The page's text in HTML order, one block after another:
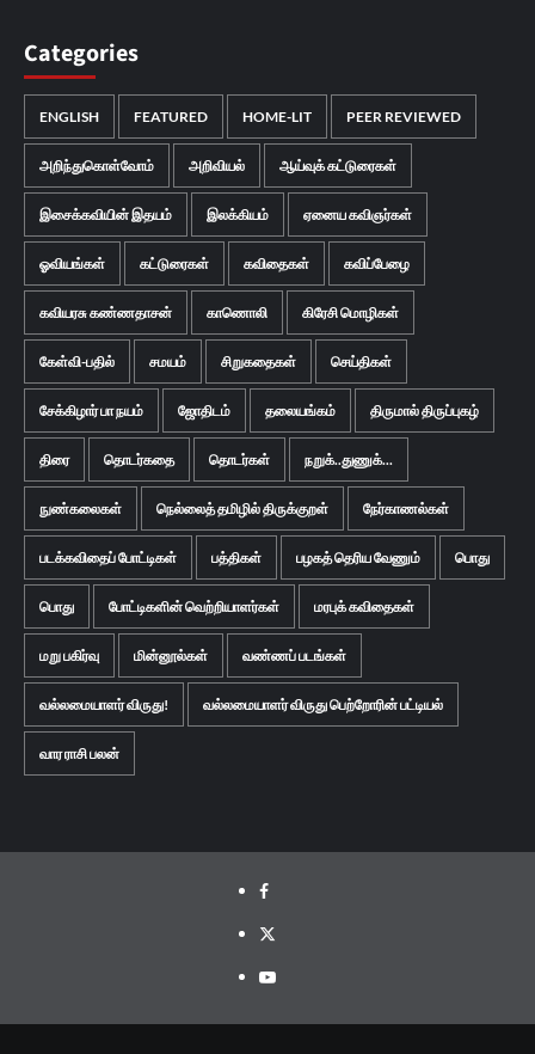
Categories
ENGLISH FEATURED HOME-LIT PEER REVIEWED
அறிந்துகொள்வோம் அறிவியல் ஆய்வுக் கட்டுரைகள்
இசைக்கவியின் இதயம் இலக்கியம் ஏனைய கவிஞர்கள்
ஓவியங்கள் கட்டுரைகள் கவிதைகள் கவிப்பேழை
கவியரசு கண்ணதாசன் காணொலி கிரேசி மொழிகள்
கேள்வி-பதில் சமயம் சிறுகதைகள் செய்திகள்
சேக்கிழார் பா நயம் ஜோதிடம் தலையங்கம் திருமால் திருப்புகழ்
திரை தொடர்கதை தொடர்கள் நறுக்..துணுக்...
நுண்கலைகள் நெல்லைத் தமிழில் திருக்குறள் நேர்காணல்கள்
படக்கவிதைப் போட்டிகள் பத்திகள் பழகத் தெரிய வேணும் பொது
பொது போட்டிகளின் வெற்றியாளர்கள் மரபுக் கவிதைகள்
மறு பகிர்வு மின்னூல்கள் வண்ணப் படங்கள்
வல்லமையாளர் விருது! வல்லமையாளர் விருது பெற்றோரின் பட்டியல்
வார ராசி பலன்
Facebook
Twitter
Youtube